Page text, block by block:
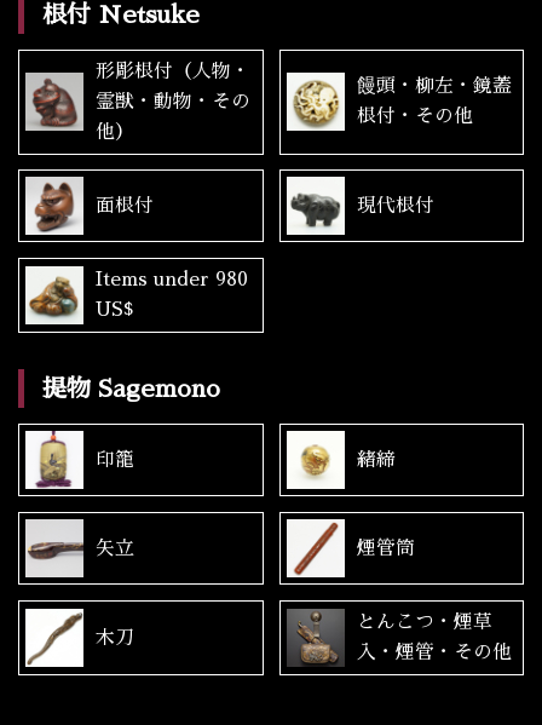
根付 Netsuke
形彫根付（人物・
霊獣・動物・その
他）
饅頭・柳左・鏡蓋
根付・その他
面根付 現代根付
Items under 980
US$
提物 Sagemono
印籠 緒締
矢立 煙管筒
木刀
とんこつ・煙草
入・煙管・その他